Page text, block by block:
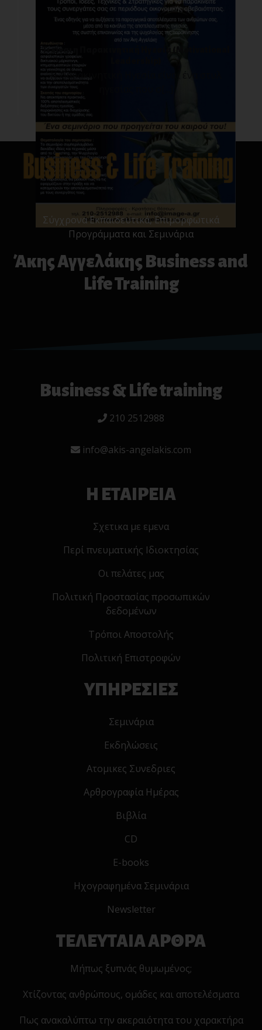
Τι είναι η Παρακινητική Ηγεσία (Motivational
Η Παρακινητική Ηγεσία είναι ένα στυλ
Σύγχρονα Εκπαιδευτικά, Επιμορφωτικά
Προγράμματα και Σεμινάρια
Άκης Αγγελάκης Business and
Life Training
Business & Life training
210 2512988
info@akis-angelakis.com
Η ΕΤΑΙΡΕΙΑ
Σχετικα με εμενα
Περί πνευματικής Ιδιοκτησίας
Οι πελάτες μας
Πολιτική Προστασίας προσωπικών
δεδομένων
Τρόποι Αποστολής
Πολιτική Επιστροφών
ΥΠΗΡΕΣΙΕΣ
Σεμινάρια
Εκδηλώσεις
Ατομικες Συνεδριες
Αρθρογραφία Ημέρας
Βιβλία
CD
E-books
Ηχογραφημένα Σεμινάρια
Newsletter
ΤΕΛΕΥΤΑΙΑ ΑΡΘΡΑ
Μήπως ξυπνάς θυμωμένος;
Χτίζοντας ανθρώπους, ομάδες και αποτελέσματα
Πως ανακαλύπτω την ακεραιότητα του χαρακτήρα